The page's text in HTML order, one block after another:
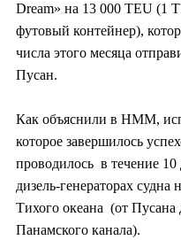
Dream» на 13 000 TEU (1
футовый контейнер),
числа этого месяца
Пусан.
Как объяснили в HMM,
которое завершилось
проводилось  в течение 10
дизель-генераторах судна
Тихого океана  (от Пусана
Панамского канала).